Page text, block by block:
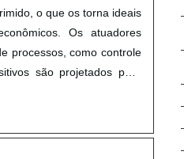
o que os torna ideais
Os atuadores
processos, como controle
são projetados para
e vibrações. Além disso,
aplicações em ambientes